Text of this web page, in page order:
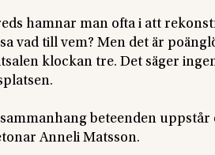
hamnar man ofta i att
vad till vem? Men det är
klockan tre. Det säger
beteenden uppstår
Anneli Matsson.